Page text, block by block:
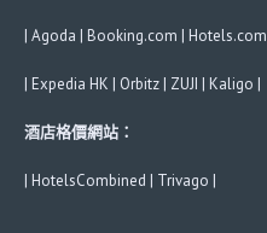
| Agoda | Booking.com | Hotels.com
| Expedia HK | Orbitz | ZUJI | Kaligo |
酒店格價網站：
| HotelsCombined | Trivago |